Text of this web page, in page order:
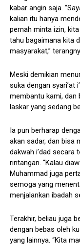
kabar angin saja.
kalian itu hanya
pernah minta izin,
tahu bagaimana kita
masyarakat,”
Meski demikian
suka dengan syari’at
membantu kami, dan
laskar yang sedang
Ia pun berharap
akan sadar, dan bisa
dakwah i’dad secara
rintangan. “Kalau
Muhammad juga
semoga yang
menjalankan ibadah
Terakhir, beliau juga
dengan bebas oleh
yang lainnya. “Kita